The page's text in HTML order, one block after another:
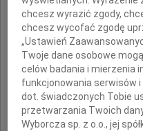
i
chcesz wyrazić zgody,
chcesz wycofać zgodę
„Ustawień
Twoje dane osobowe
celów badania i mierzenia
funkcjonowania serwisów i
dot. świadczonych Tobie
przetwarzania Twoich
Wyborcza sp. z o.o., jej